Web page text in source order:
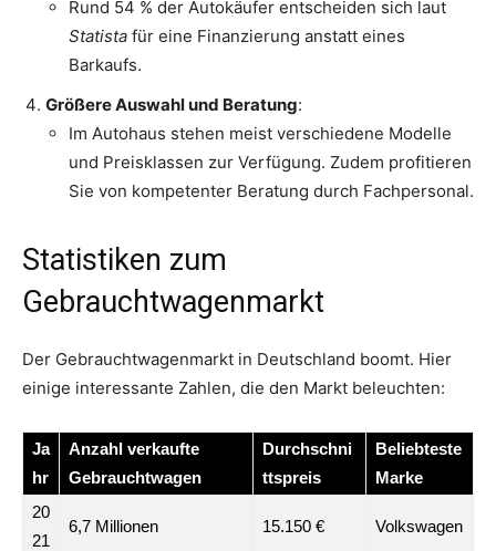
Rund 54 % der Autokäufer entscheiden sich laut
Statista für eine Finanzierung anstatt eines
Barkaufs.
Größere Auswahl und Beratung:
Im Autohaus stehen meist verschiedene Modelle
und Preisklassen zur Verfügung. Zudem profitieren
Sie von kompetenter Beratung durch Fachpersonal.
Statistiken zum
Gebrauchtwagenmarkt
Der Gebrauchtwagenmarkt in Deutschland boomt. Hier
einige interessante Zahlen, die den Markt beleuchten:
Ja
hr
Anzahl verkaufte
Gebrauchtwagen
Durchschni
ttspreis
Beliebteste
Marke
20
21
6,7 Millionen 15.150 € Volkswagen